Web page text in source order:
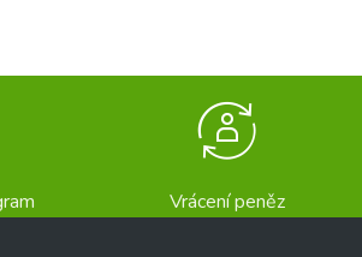
Vrácení peněz